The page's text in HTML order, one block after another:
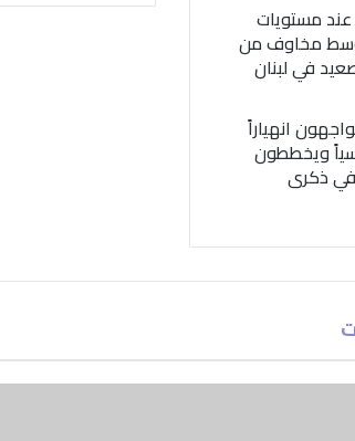
عند مستويات
مخاوف من
في لبنان
انهياراً
ويخططون
في ذكرى